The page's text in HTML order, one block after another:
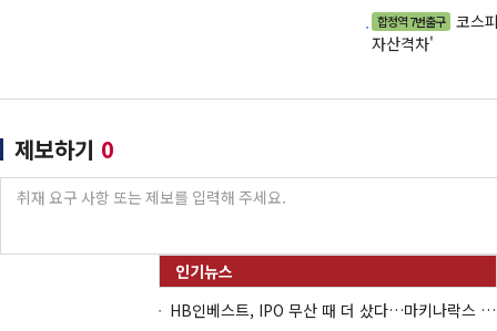
합정역 7번출구
코스
자산격차'
제보하기 0
HB인베스트, IPO 무산 때 더 샀다…마키나락스 투자 2.7배 회수